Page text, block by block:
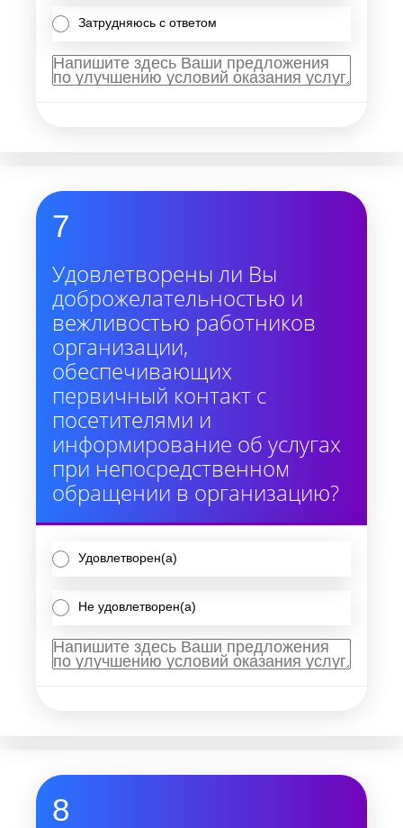
Затрудняюсь с ответом
7
Удовлетворены ли Вы
доброжелательностью и
вежливостью работников
организации,
обеспечивающих
первичный контакт с
посетителями и
информирование об услугах
при непосредственном
обращении в организацию?
Удовлетворен(а)
Не удовлетворен(а)
8